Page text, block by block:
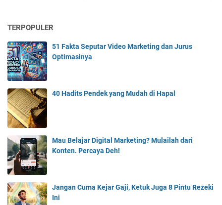
TERPOPULER
51 Fakta Seputar Video Marketing dan Jurus
Optimasinya
40 Hadits Pendek yang Mudah di Hapal
Mau Belajar Digital Marketing? Mulailah dari
Konten. Percaya Deh!
Jangan Cuma Kejar Gaji, Ketuk Juga 8 Pintu Rezeki
Ini